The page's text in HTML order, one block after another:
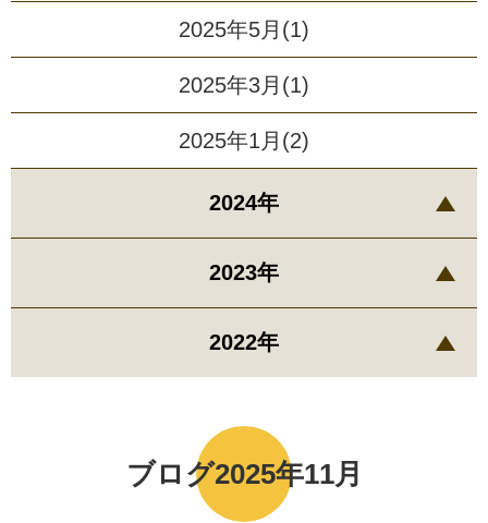
ブログ2025年11月
2025年5月(1)
2025年3月(1)
2025年1月(2)
2024年
2023年
2022年